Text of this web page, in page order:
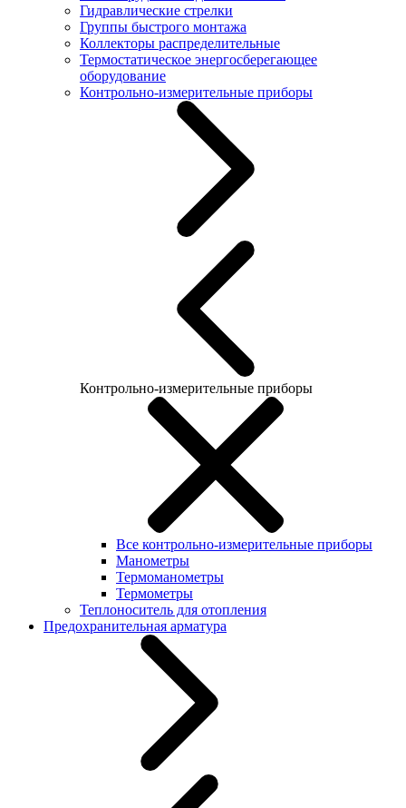
Гидравлические стрелки
Группы быстрого монтажа
Коллекторы распределительные
Термостатическое энергосберегающее
оборудование
Контрольно-измерительные приборы
Контрольно-измерительные приборы
Все контрольно-измерительные приборы
Манометры
Термоманометры
Термометры
Теплоноситель для отопления
Предохранительная арматура